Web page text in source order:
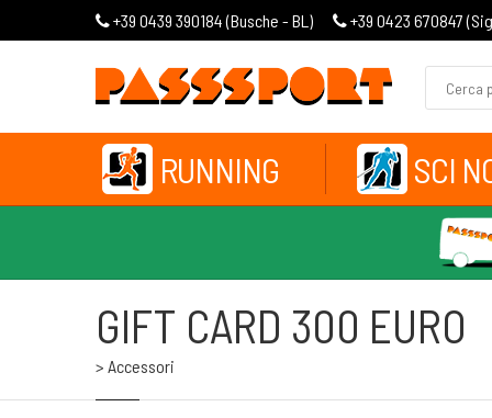
+39 0439 390184 (Busche - BL ) +39 0423 670847 (
RUNNING SCI
GIFT CARD 300 EURO
> Accessori